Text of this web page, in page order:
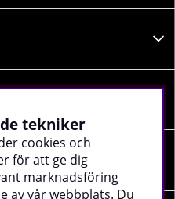
tekniker
cookies och
för att ge dig
marknadsföring
av vår webbplats. Du